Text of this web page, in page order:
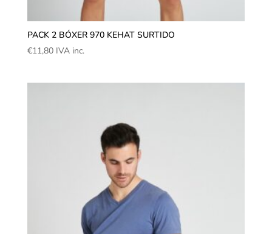
PACK 2 BÓXER 970 KEHAT SURTIDO
€11,80 IVA inc.